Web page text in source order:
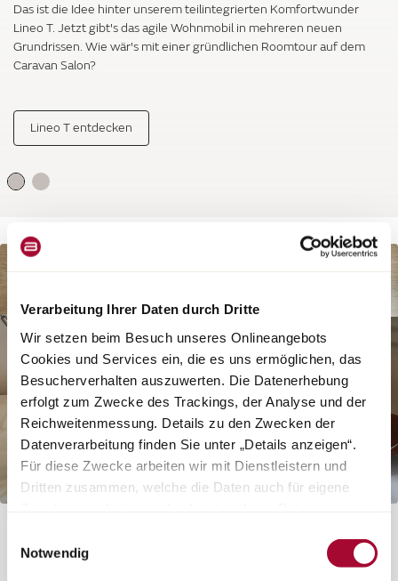
Verarbeitung Ihrer Daten durch Dritte
Wir setzen beim Besuch unseres Onlineangebots
Cookies und Services ein, die es uns ermöglichen, das
Besucherverhalten auszuwerten. Die Datenerhebung
erfolgt zum Zwecke des Trackings, der Analyse und der
Reichweitenmessung. Details zu den Zwecken der
Datenverarbeitung finden Sie unter „Details anzeigen“.
Für diese Zwecke arbeiten wir mit Dienstleistern und
Dritten zusammen, welche die Daten auch für eigene
„Cookies und Services zulassen“ oder durch Auswählen
einzelner Cookies und Services in der Detailansicht
Notwendig
Das ist die Idee hinter unserem teilintegrierten Komfortwunder
Lineo T. Jetzt gibt's das agile Wohnmobil in mehreren neuen
Grundrissen. Wie wär's mit einer gründlichen Roomtour auf dem
Caravan Salon?
Lineo T entdecken
Wohnvan-Neuheiten
LINEO C